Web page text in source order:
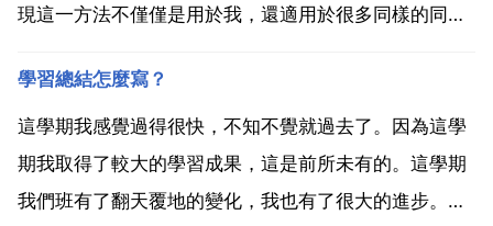
現這一方法不僅僅是用於我，還適用於很多同樣的同
於學習上不錯，但總也不能十分拔尖的同學。其實學習
方法多種多樣，不同的人也要採取不同的學習方法 關於
學習語文的作...
學習總結怎麼寫？
這學期我感覺過得很快，不知不覺就過去了。因為這學
期我取得了較大的學習成果，這是前所未有的。這學期
我們班有了翻天覆地的變化，我也有了很大的進步。開